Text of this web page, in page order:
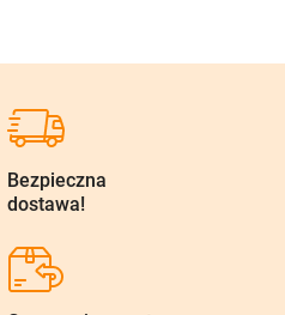
Bezpieczna
dostawa!